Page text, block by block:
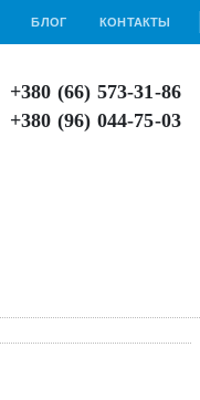
БЛОГ КОНТАКТЫ
+380 (66) 573-31-86
+380 (96) 044-75-03